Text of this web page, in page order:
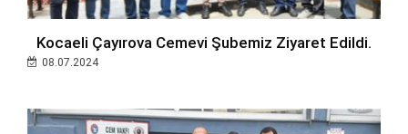
Kocaeli Çayırova Cemevi Şubemiz Ziyaret Edildi.
08.07.2024